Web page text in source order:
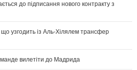
до підписання нового контракту з
узгодить із Аль-Хілялем трансфер
вилетіти до Мадрида